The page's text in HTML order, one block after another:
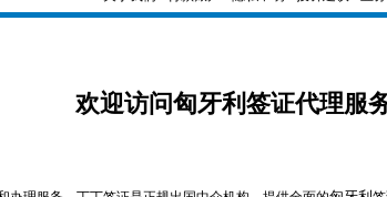
欢迎访问匈牙利签证代理服